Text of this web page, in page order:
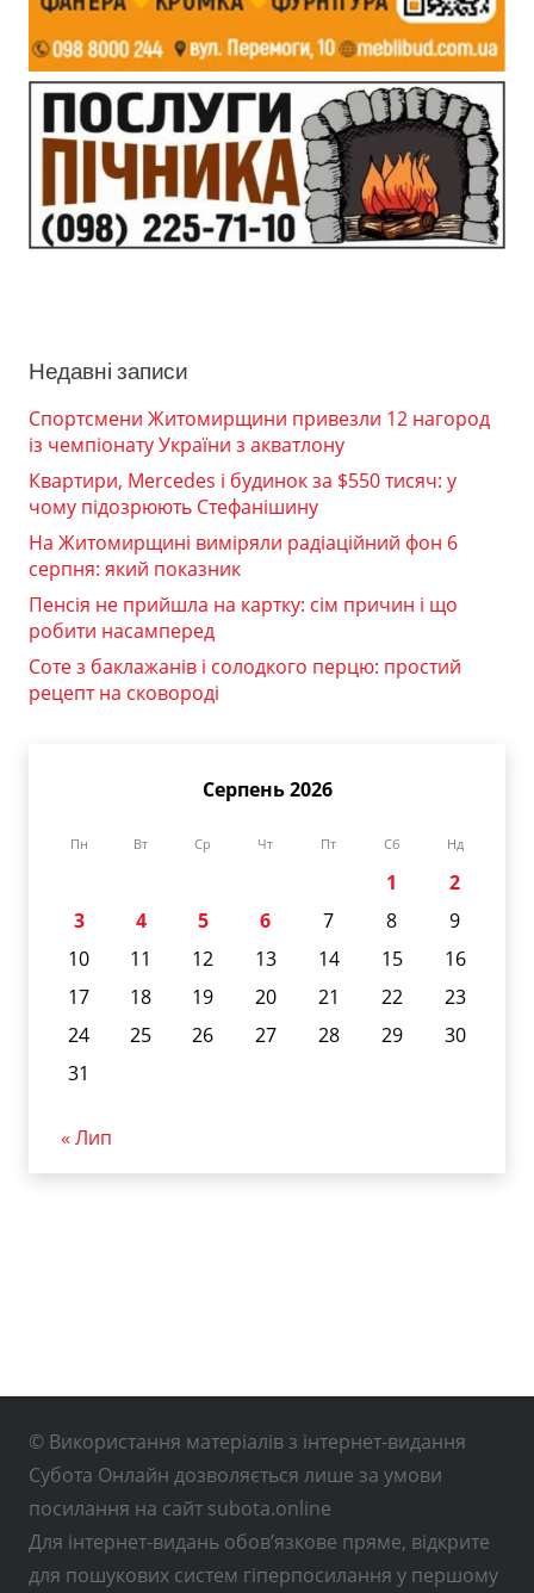
Недавні записи
Спортсмени Житомирщини привезли 12 нагород
із чемпіонату України з акватлону
Квартири, Mercedes і будинок за $550 тисяч: у
чому підозрюють Стефанішину
На Житомирщині виміряли радіаційний фон 6
серпня: який показник
Пенсія не прийшла на картку: сім причин і що
робити насамперед
Соте з баклажанів і солодкого перцю: простий
рецепт на сковороді
Серпень 2026
Пн Вт Ср Чт Пт Сб Нд
1
2
3
4 5 6 7 8
9
10
11 12 13 14 15
16
17
18 19 20 21 22
23
24
25 26 27 28 29
30
31
« Лип
© Використання матеріалів з інтернет-видання
Субота Онлайн дозволяється лише за умови
посилання на сайт subota.online
Для інтернет-видань обов’язкове пряме, відкрите
для пошукових систем гіперпосилання у першому